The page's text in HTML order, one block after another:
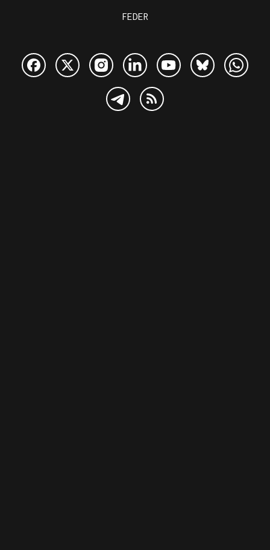
FEDER